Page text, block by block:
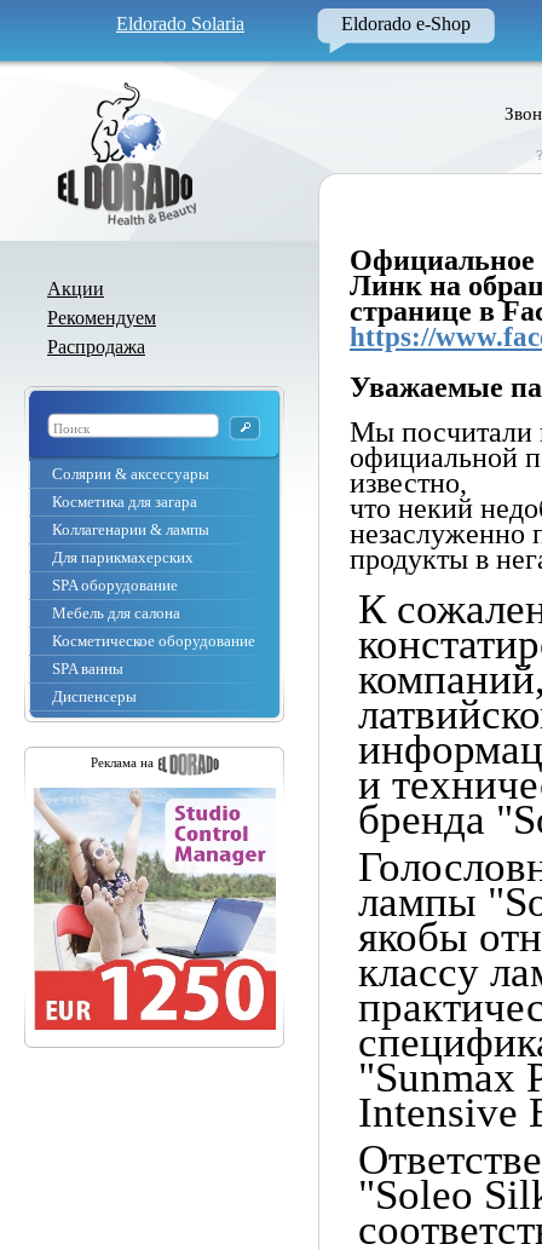
Eldorado Solaria Eldorado e-Shop
Акции
Рекомендуем
Распродажа
Солярии & аксессуары
Косметика для загара
Коллагенарии & лампы
Для парикмахерских
SPA оборудование
Мебель для салона
Косметическое оборудование
SPA ванны
Диспенсеры
Реклама на
Официальное
Линк на
странице в
https://
Уважаемые
Мы посчитали
официальной
известно,
что некий
незаслуженно
продукты в
К
и
бренда "
лампы
якобы
классу
"Sunmax
Intensive
"Soleo